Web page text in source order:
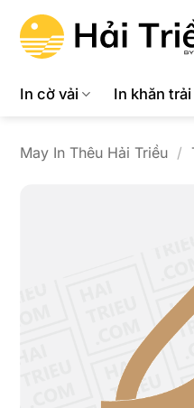
qua
In cờ vải In khăn trải
May In Thêu Hải Triều /